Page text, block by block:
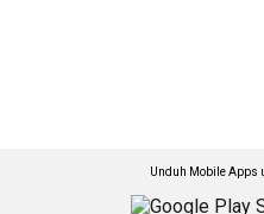
Unduh Mobile Apps